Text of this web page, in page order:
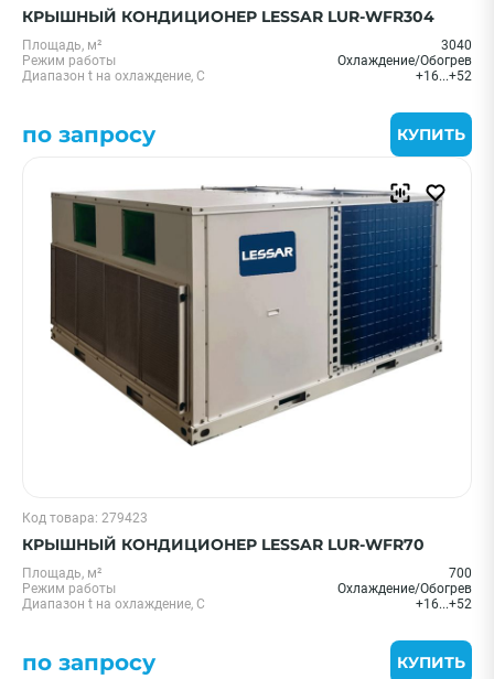
КРЫШНЫЙ КОНДИЦИОНЕР LESSAR LUR-WFR304
Площадь, м²
3040
Режим работы
Охлаждение/Обогрев
Диапазон t на охлаждение, С
+16...+52
по запросу КУПИТЬ
Код товара: 279423
КРЫШНЫЙ КОНДИЦИОНЕР LESSAR LUR-WFR70
Площадь, м²
700
Режим работы
Охлаждение/Обогрев
Диапазон t на охлаждение, С
+16...+52
по запросу КУПИТЬ